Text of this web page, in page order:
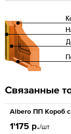
Связанные
Albero ПП Короб
1'175 р./шт